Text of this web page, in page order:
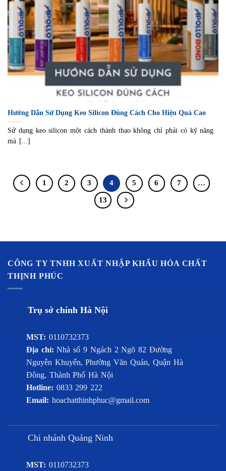
Hướng Dẫn Sử Dụng Keo Silicon Đúng Cách Cho Hiệu Quả Cao
Sử dụng keo silicon một cách thành thạo không chỉ phải có kỹ năng
mà [...]
1 2 3 4 5 6 7 …
13
CÔNG TY TNHH XUẤT NHẬP KHẨU HÓA CHẤT
THỊNH PHÚC
Trụ sở chính Hà Nội
MST: 0110732373
Địa chỉ:Nhà số 9 Ngách 2 Ngõ 82 Đường
Nguyễn Khuyến, Phường Văn Quán, Quận Hà
Đông, Thành Phố Hà Nội
Hotline: 0833 299 222
Email: hoachatthinhphuc@gmail.com
Chi nhánh Quảng Ninh
MST: 0110732373